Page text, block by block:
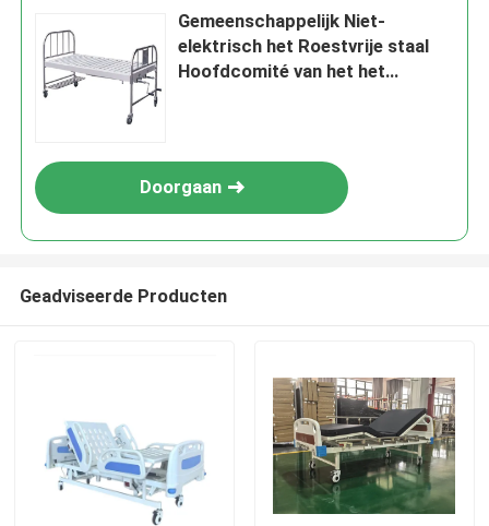
Gemeenschappelijk Niet-
elektrisch het Roestvrije staal
Hoofdcomité van het het
Doorgaan
Geadviseerde Producten